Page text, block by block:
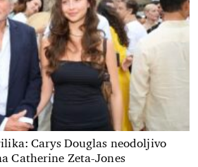
Carys Douglas neodoljivo
Catherine Zeta-Jones